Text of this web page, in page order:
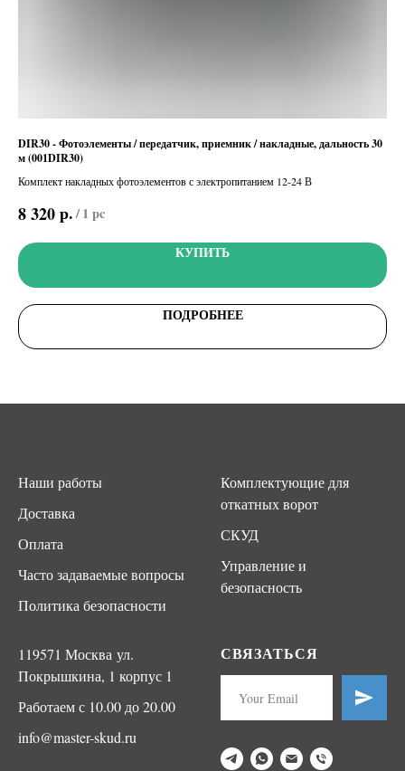
DIR30 - Фотоэлементы / передатчик, приемник / накладные, дальность 30
м (001DIR30)
Комплект накладных фотоэлементов с электропитанием 12-24 В
8 320р./1 pc
КУПИТЬ
ПОДРОБНЕЕ
Наши работы
Доставка
Оплата
Часто задаваемые вопросы
Политика безопасности
Комплектующие для
откатных ворот
СКУД
Управление и
безопасность
119571 Москва ул.
Покрышкина, 1 корпус 1
Работаем с 10.00 до 20.00
info@master-skud.ru
СВЯЗАТЬСЯ